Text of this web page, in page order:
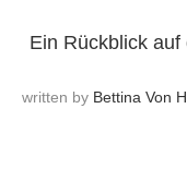
Ein Rückblick
written by Bettina Von